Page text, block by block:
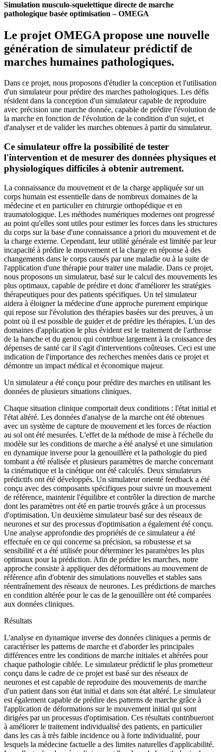
Simulation musculo-squelettique directe de marche
pathologique basée optimisation – OMEGA
Le projet OMEGA propose une nouvelle
génération de simulateur prédictif de
marches humaines pathologiques.
Dans ce projet, nous proposons d'étudier la conception et l'utilisation
d'un simulateur pour prédire des marches pathologiques. Les défis
résident dans la conception d'un simulateur capable de reproduire
avec précision une marche donnée, capable de prédire l'évolution de
la marche en fonction de l'évolution de la condition d'un sujet, et
d'analyser et de valider les marches obtenues à partir du simulateur.
Ce simulateur offre la possibilité de tester
l'intervention et de mesurer des données physiques et
physiologiques difficiles à obtenir autrement.
La connaissance du mouvement et de la charge appliquée sur un
corps humain est essentielle dans de nombreux domaines de la
médecine et en particulier en chirurgie orthopédique et en
traumatologique. Les méthodes numériques modernes ont progressé
au point qu'elles sont utiles pour estimer les forces dans les structures
du corps sur la base d'une connaissance a priori du mouvement et de
la charge externe. Cependant, leur utilité générale est limitée par leur
incapacité à prédire le mouvement et la charge en réponse à des
changements dans le corps causés par une maladie ou à la suite de
l'application d'une thérapie pour traiter une maladie. Dans ce projet,
nous proposons un simulateur, basé sur le calcul des mouvements les
plus optimaux, capable de prédire et donc d'améliorer les stratégies
thérapeutiques pour des patients spécifiques. Un tel simulateur
aidera à éloigner la médecine d'une approche purement empirique
qui repose sur l'évolution des thérapies basées sur des preuves, à un
point où il est possible de guider et de prédire les thérapies. L'un des
domaines d'application le plus évident est le traitement de l'arthrose
de la hanche et du genou qui contribue largement à la croissance des
dépenses de santé car il s'agit d'interventions coûteuses. Ceci est une
indication de l'importance des recherches menées dans ce projet et
démontre un impact médical et économique majeur.
Un simulateur a été conçu pour prédire des marches en utilisant les
données de plusieurs situations cliniques.
Chaque situation clinique comportait deux conditions : l'état initial et
l'état altéré. Les données d'analyse de la marche ont été obtenues
avec un système de capture de mouvement et les forces de réaction
au sol ont été mesurées. L'effet de la méthode de mise à l'échelle du
modèle sur les conditions de marche a été analysé et une simulation
en dynamique inverse pour la genouillère et la pathologie du pied
tombant a été réalisée et plusieurs paramètres de marche concernant
la cinématique et la cinétique ont été calculés. Deux simulateurs
prédictifs ont été développés. Un simulateur orienté feedback a été
conçu avec des composants spécifiques pour suivre un mouvement
de référence, maintenir l'équilibre et contrôler la direction de marche
dont les paramètres ont été en partie trouvés grâce à un processus
d'optimisation. Un deuxième simulateur basé sur des réseaux de
neurones et sur des processus d'optimisation a également été conçu.
Une analyse approfondie des propriétés de ce simulateur a été
effectuée en ce qui concerne sa précision, sa robustesse et sa
sensibilité et a été utilisée pour déterminer les paramètres les plus
optimaux pour la prédiction. Afin de prédire les marches, notre
approche consiste à appliquer des déformations au mouvement de
référence afin d'obtenir des simulations nouvelles et stables sans
réentraînement des réseaux de neurones. Les prédictions de marches
en condition altérée pour le cas de la genouillère ont été comparées
aux données cliniques.
Résultats
L'analyse en dynamique inverse des données cliniques a permis de
caractériser les patterns de marche et d'aborder les principales
différences entre les conditions de marche initiales et altérées pour
chaque pathologie ciblée. Le simulateur prédictif le plus prometteur
conçu dans le cadre de ce projet est basé sur des réseaux de
neurones et est capable de reproduire des mouvements de marche
d'un patient dans son état initial et dans son état altéré. Le simulateur
est également capable de prédire des patterns de marche grâce à
l'application de déformations sur le mouvement initial qui sont
dirigées par un processus d'optimisation. Ces résultats contribueront
à améliorer le traitement individualisé des patients, en particulier
dans les cas à très faible incidence ou à forte individualité, pour
lesquels la médecine factuelle a des limites naturelles d'applicabilité.